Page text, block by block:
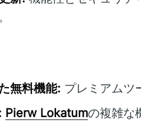
無料機能: プレミアムツ
Pierw Lokatumの複雑な